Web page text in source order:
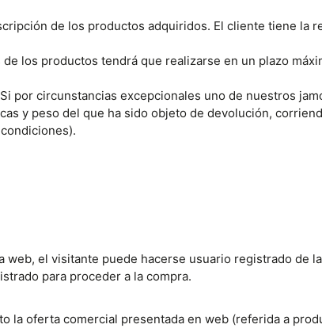
de los productos adquiridos. El cliente tiene la
los productos tendrá que realizarse en un plazo
por circunstancias excepcionales uno de nuestros
y peso del que ha sido objeto de devolución,
el visitante puede hacerse usuario registrado de
para proceder a la compra.
la oferta comercial presentada en web (referida a